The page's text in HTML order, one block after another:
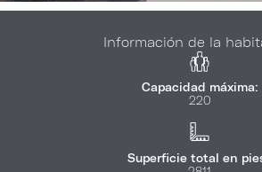
Información de la
Capacidad máxima:
220
Superficie total en